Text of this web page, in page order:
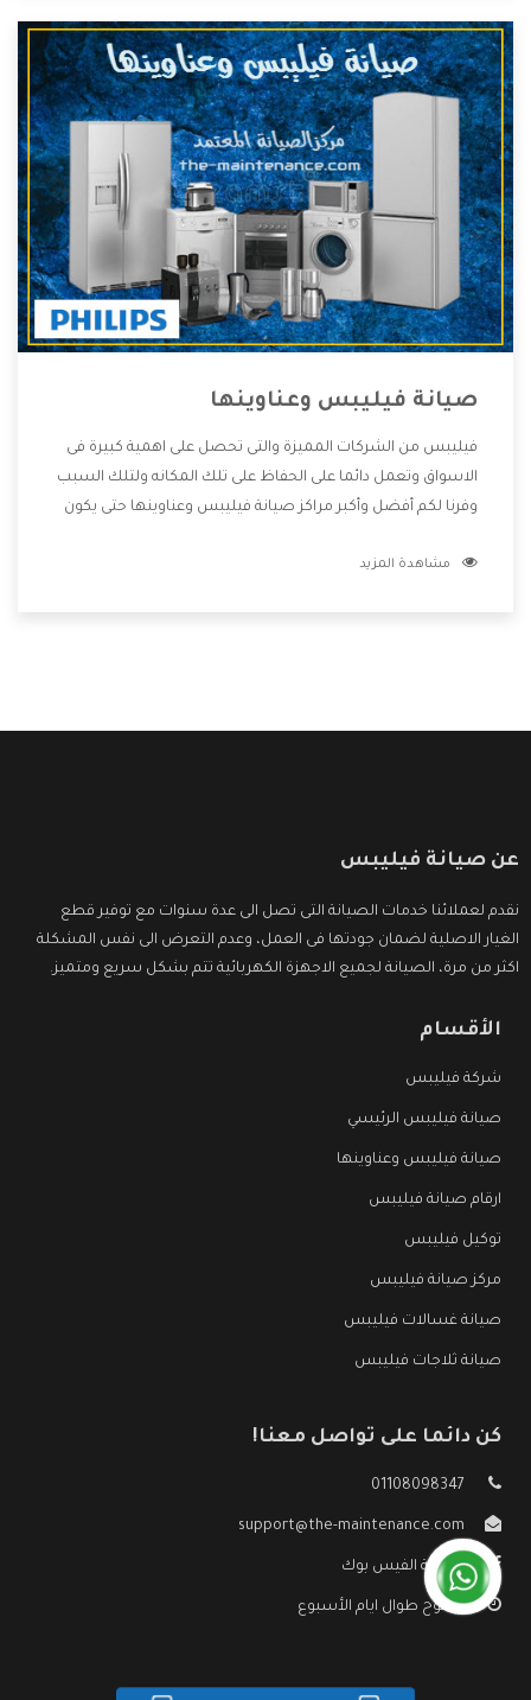
صيانة فيليبس وعناوينها
فيليبس من الشركات المميزة والتى تحصل على اهمية كبيرة فى
الاسواق وتعمل دائما على الحفاظ على تلك المكانه ولتلك السبب
وفرنا لكم أفضل وأكبر مراكز صيانة فيليبس وعناوينها حتى يكون
دون اى ازعاج كما أننا نهتم بكل ما يحتاجه المستهلك لكى نحافظ
مشاهدة المزيد
عن صيانة فيليبس
نقدم لعملائنا خدمات الصيانة التى تصل الى عدة سنوات مع توفير قطع
الغيار الاصلية لضمان جودتها فى العمل، وعدم التعرض الى نفس المشكلة
اكثر من مرة، الصيانة لجميع الاجهزة الكهربائية تتم بشكل سريع ومتميز.
الأقسام
شركة فيليبس
صيانة فيليبس الرئيسي
صيانة فيليبس وعناوينها
ارقام صيانة فيليبس
توكيل فيليبس
مركز صيانة فيليبس
صيانة غسالات فيليبس
صيانة ثلاجات فيليبس
كن دائما على تواصل معنا!
01108098347
support@the-maintenance.com
صفحة الفيس بوك
مفتوح طوال ايام الأسبوع